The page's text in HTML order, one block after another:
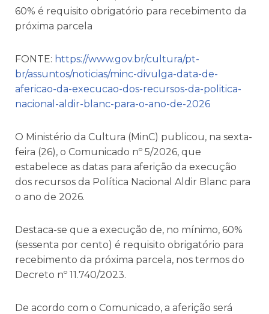
60% é requisito obrigatório para recebimento da
próxima parcela
FONTE: https://www.gov.br/cultura/pt-
br/assuntos/noticias/minc-divulga-data-de-
afericao-da-execucao-dos-recursos-da-politica-
nacional-aldir-blanc-para-o-ano-de-2026
O Ministério da Cultura (MinC) publicou, na sexta-
feira (26), o Comunicado nº 5/2026, que
estabelece as datas para aferição da execução
dos recursos da Política Nacional Aldir Blanc para
o ano de 2026.
Destaca-se que a execução de, no mínimo, 60%
(sessenta por cento) é requisito obrigatório para
recebimento da próxima parcela, nos termos do
Decreto nº 11.740/2023.
De acordo com o Comunicado, a aferição será